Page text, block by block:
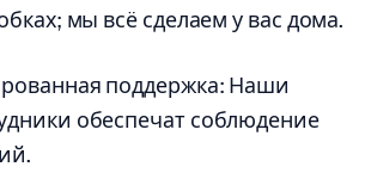
мы всё сделаем у вас дома.
поддержка: Наши
обеспечат соблюдение